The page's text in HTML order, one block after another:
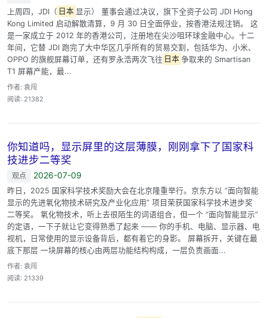
上周四，JDI（ 日本 显示） 董事会通过决议，旗下全资子公司 JDI Hong
Kong Limited 启动解散清算，9 月 30 日全面停业，按香港法规注销。 这
是一家成立于 2012 年的香港公司，注册地在尖沙咀环球金融中心。十二
年间，它替 JDI 跑完了大中华区几乎所有的贸易交割，包括华为、小米、
OPPO 的旗舰屏幕订单，还有罗永浩两次飞往 日本 争取来的 Smartisan
T1 屏幕产能，最...
作者: 袁闯
阅读: 21382
你知道吗，显示屏里的这层薄膜，刚刚拿下了国家科
技进步二等奖
观点 2026-07-09
昨日，2025 国家科学技术奖励大会在北京隆重举行。京东方以 “面向智能
显示的先进氧化物技术研究及产业化应用” 项目荣获国家科学技术进步奖
二等奖。 氧化物技术，听上去很陌生的词语组合，但一个 “面向智能显示”
的定语，一下子就让它变得熟悉了起来 —— 你的手机、电脑、显示器、电
视机，日常使用的显示设备背后，都有着它的身影。 屏幕拆开，关键在最
底下那层 一块屏幕的核心由两层功能结构构成，一层负责画面...
作者: 袁闯
阅读: 21339